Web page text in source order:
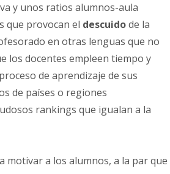
y unos ratios alumnos-aula
que provocan el descuidode la
en otras lenguas que no
los docentes empleen tiempo y
de aprendizaje de sus
de países o regiones
rankings que igualan a la
motivar a los alumnos, a la par que